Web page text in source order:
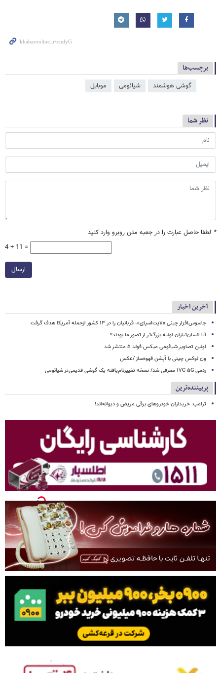
برچسب‌ها
گوشی هوشمند شیائومی موبایل
نظر شما
* لطفا حاصل عبارت را در جعبه متن روبرو وارد کنید
4 + 11 =
ارسال
آخرین اخبار
جاسوس‌افزار چینی «لایت‌اسپای»، قربانیان را در ۱۳ کشور ازجمله آمریکا هدف گرفت
آیا انسان‌تباران اولیه بزرگ‌تر از تصور ما بودند؟
اولین تصاویر شیائومی میکس فولد ۵ منتشر شد
ون لوکس چینی با آپشن قهوه‌ساز /عکس
ردمی ۱۷C ۵G معرفی شد/ نسخه تغییرنام‌یافته یک گوشی قدیمی‌تر شیائومی
پربیننده‌ترین
ترامپ: خریداران خودروهای برقی مریض و دیوانه‌اند!